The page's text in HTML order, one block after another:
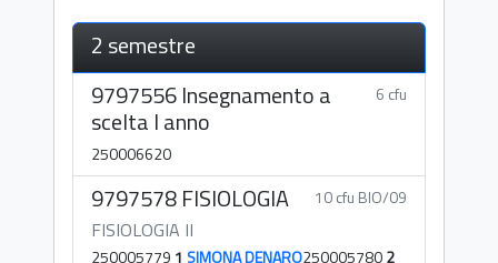
2 semestre
9797556 Insegnamento a
scelta I anno
6 cfu
250006620
9797578 FISIOLOGIA 10 cfu BIO/09
FISIOLOGIA II
250005779 1 SIMONA DENARO2500057802